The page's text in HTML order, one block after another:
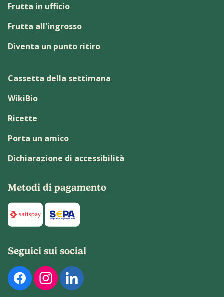
Frutta in ufficio
Frutta all'ingrosso
Diventa un punto ritiro
Cassetta della settimana
WikiBio
Ricette
Porta un amico
Dichiarazione di accessibilità
Metodi di pagamento
Di seguito sono elencati i metodi di pagamento
Seguici sui social
Di seguito sono elencati i nostri profili social ufficiali.